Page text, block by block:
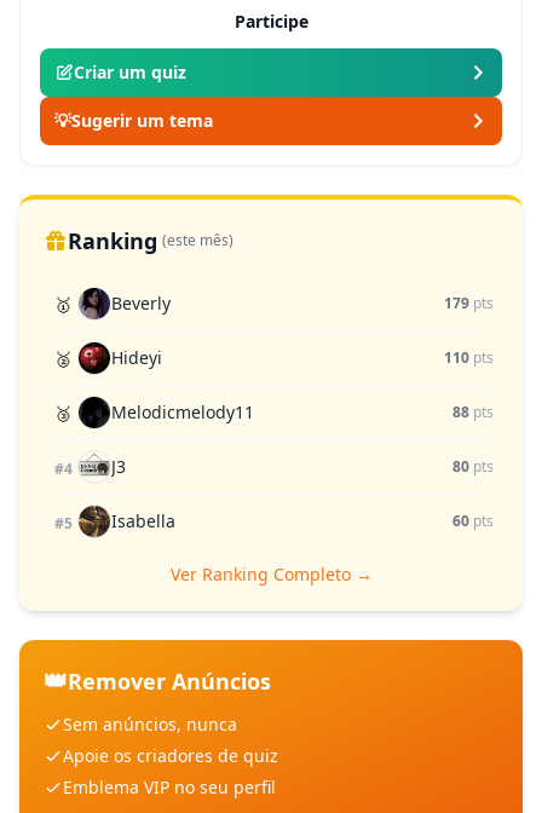
Participe
Criar um quiz
💡Sugerir um tema
Ranking (este mês)
🥇 Beverly 179 pts
🥈 Hideyi 110 pts
🥉 Melodicmelody11 88 pts
#4 J3 80 pts
#5 Isabella 60 pts
Ver Ranking Completo →
👑Remover Anúncios
Sem anúncios, nunca
Apoie os criadores de quiz
Emblema VIP no seu perfil